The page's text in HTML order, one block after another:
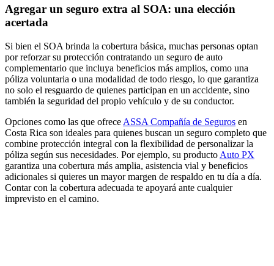
Agregar un seguro extra al SOA: una elección
acertada
Si bien el SOA brinda la cobertura básica, muchas personas optan
por reforzar su protección contratando un seguro de auto
complementario que incluya beneficios más amplios, como una
póliza voluntaria o una modalidad de todo riesgo, lo que garantiza
no solo el resguardo de quienes participan en un accidente, sino
también la seguridad del propio vehículo y de su conductor.
Opciones como las que ofrece ASSA Compañía de Seguros en
Costa Rica son ideales para quienes buscan un seguro completo que
combine protección integral con la flexibilidad de personalizar la
póliza según sus necesidades. Por ejemplo, su producto Auto PX
garantiza una cobertura más amplia, asistencia vial y beneficios
adicionales si quieres un mayor margen de respaldo en tu día a día.
Contar con la cobertura adecuada te apoyará ante cualquier
imprevisto en el camino.